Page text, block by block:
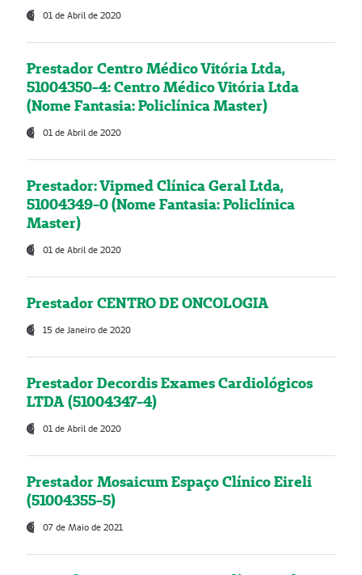
01 de Abril de 2020
Prestador Centro Médico Vitória Ltda,
51004350-4: Centro Médico Vitória Ltda
(Nome Fantasia: Policlínica Master)
01 de Abril de 2020
Prestador: Vipmed Clínica Geral Ltda,
51004349-0 (Nome Fantasia: Policlínica
Master)
01 de Abril de 2020
Prestador CENTRO DE ONCOLOGIA
15 de Janeiro de 2020
Prestador Decordis Exames Cardiológicos
LTDA (51004347-4)
01 de Abril de 2020
Prestador Mosaicum Espaço Clínico Eireli
(51004355-5)
07 de Maio de 2021